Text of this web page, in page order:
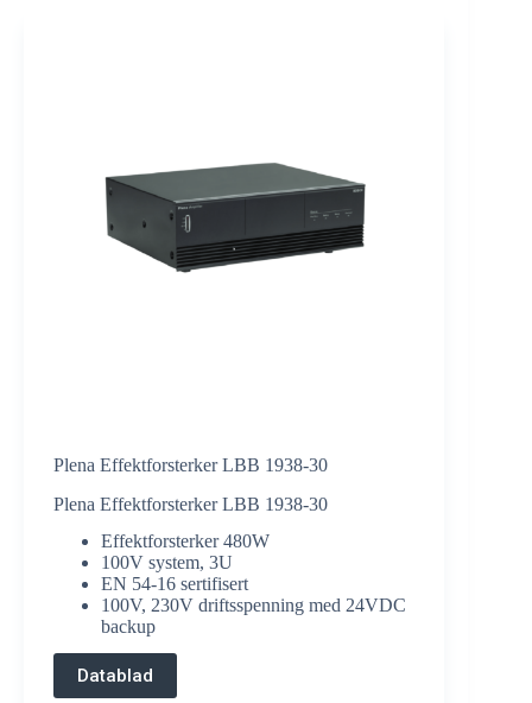
Plena Effektforsterker LBB 1938-30
Plena Effektforsterker LBB 1938-30
Effektforsterker 480W
100V system, 3U
EN 54-16 sertifisert
100V, 230V driftsspenning med 24VDC
backup
Datablad